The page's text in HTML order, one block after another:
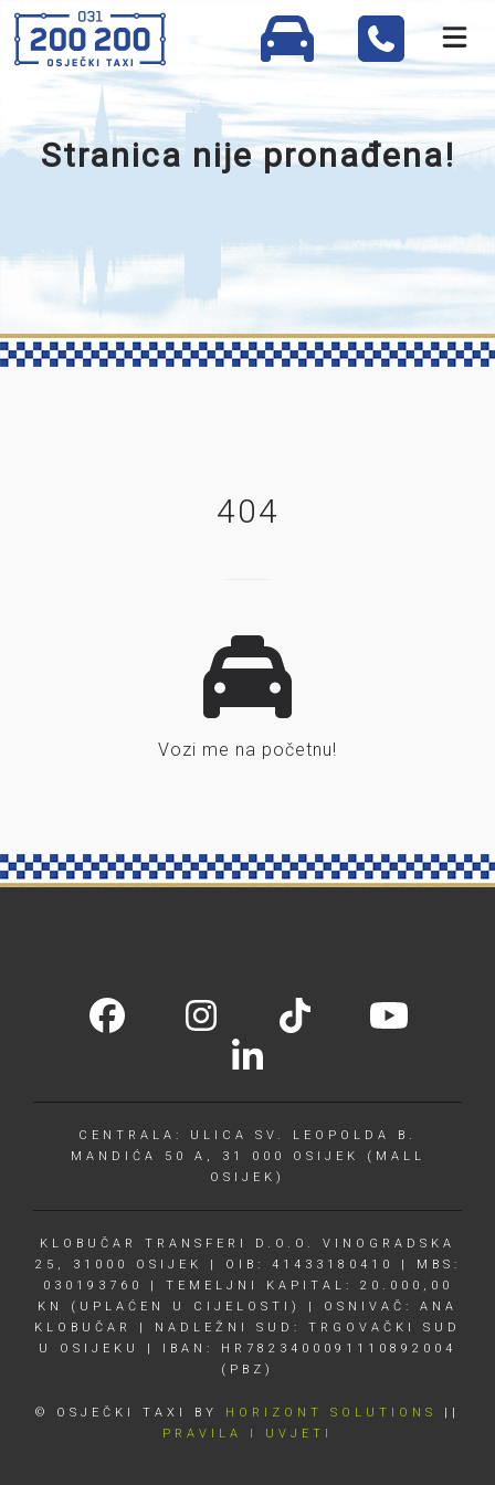
Stranica nije pronađena!
404
Vozi me na početnu!
CENTRALA: ULICA SV. LEOPOLDA B.
MANDIĆA 50 A, 31 000 OSIJEK (MALL
OSIJEK)
KLOBUČAR TRANSFERI D.O.O. VINOGRADSKA
25, 31000 OSIJEK | OIB: 41433180410 | MBS:
030193760 | TEMELJNI KAPITAL: 20.000,00
KN (UPLAĆEN U CIJELOSTI) | OSNIVAČ: ANA
KLOBUČAR | NADLEŽNI SUD: TRGOVAČKI SUD
U OSIJEKU | IBAN: HR7823400091110892004
(PBZ)
© OSJEČKI TAXI BY HORIZONT SOLUTIONS
||
PRAVILA I UVJETI